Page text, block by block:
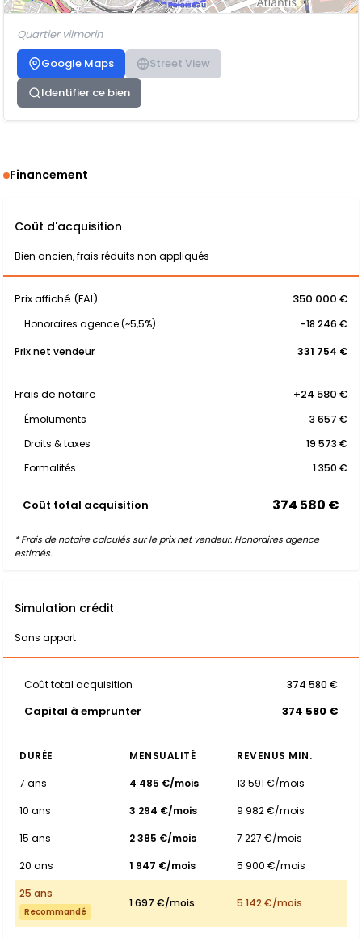
Quartier vilmorin
Google Maps
Street View
Identifier ce bien
Financement
Coût d'acquisition
Bien ancien, frais réduits non appliqués
Prix affiché (FAI) 350 000 €
Honoraires agence (~5,5%)
-18 246 €
Prix net vendeur
331 754 €
Frais de notaire +24 580 €
Émoluments
3 657 €
Droits & taxes
19 573 €
Formalités
1 350 €
Coût total acquisition 374 580 €
* Frais de notaire calculés sur le prix net vendeur. Honoraires agence
estimés.
Simulation crédit
Sans apport
Coût total acquisition 374 580 €
Capital à emprunter 374 580 €
DURÉE MENSUALITÉ
REVENUS MIN.
7 ans
4 485 €/mois
13 591 €/mois
10 ans
3 294 €/mois
9 982 €/mois
15 ans
2 385 €/mois
7 227 €/mois
20 ans
1 947 €/mois
5 900 €/mois
25 ans
Recommandé
1 697 €/mois 5 142 €/mois